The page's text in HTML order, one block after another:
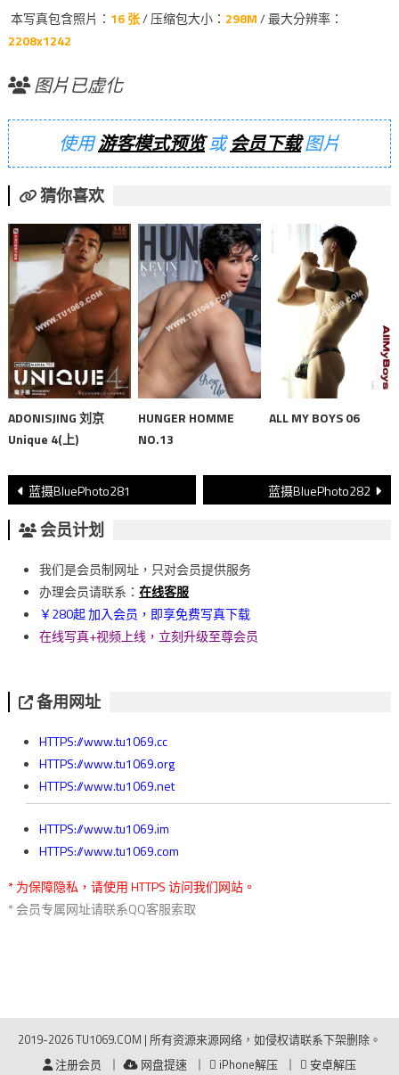
本写真包含照片： 16 张/ 压缩包大小： 298M/ 最大分辨率：
2208x1242
图片已虚化
使用游客模式预览或会员下载图片
猜你喜欢
ADONISJING 刘京
Unique 4(上)
HUNGER HOMME
NO.13
ALL MY BOYS 06
文
章
導
覽
蓝摄BluePhoto281 蓝摄BluePhoto282
会员计划
我们是会员制网址，只对会员提供服务
办理会员请联系： 在线客服
￥280起 加入会员，即享免费写真下载
在线写真+视频上线，立刻升级至尊会员
备用网址
HTTPS://www.tu1069.cc
HTTPS://www.tu1069.org
HTTPS://www.tu1069.net
HTTPS://www.tu1069.im
HTTPS://www.tu1069.com
* 为保障隐私，请使用 HTTPS 访问我们网站。
* 会员专属网址请联系QQ客服索取
2019-2026 TU1069.COM | 所有资源来源网络，如侵权请联系下架删除。
注册会员
网盘提速 iPhone解压 安卓解压